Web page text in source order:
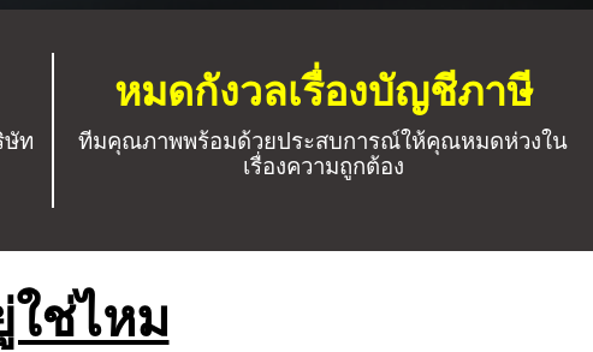
ษัท
หมดกังวลเรื่องบัญชีภาษี
ทีมคุณภาพพร้อมด้วยประสบการณ์ให้คุณหมดห่วงใน
เรื่องความถูกต้อง
ช่ไหม